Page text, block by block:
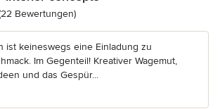
5 von 5 Sternen
Bewertungen)
ist keineswegs eine Einladung zu
Im Gegenteil! Kreativer Wagemut,
und das Gespür...